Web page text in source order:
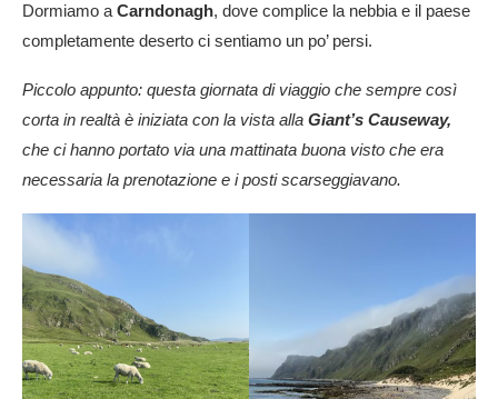
Dormiamo a Carndonagh, dove complice la nebbia e il paese
completamente deserto ci sentiamo un po’ persi.
Piccolo appunto: questa giornata di viaggio che sempre così
corta in realtà è iniziata con la vista alla Giant’s Causeway,
che ci hanno portato via una mattinata buona visto che era
necessaria la prenotazione e i posti scarseggiavano.